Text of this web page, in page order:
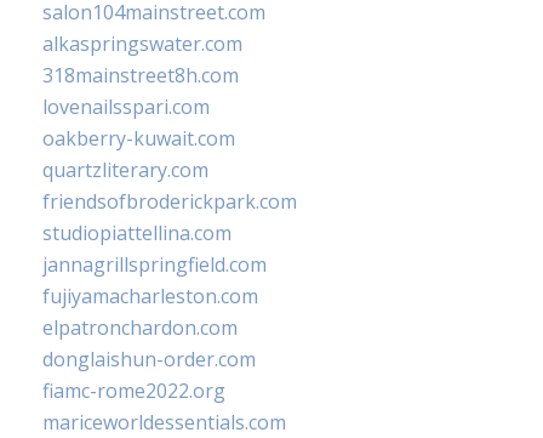
salon104mainstreet.com
alkaspringswater.com
318mainstreet8h.com
lovenailsspari.com
oakberry-kuwait.com
quartzliterary.com
friendsofbroderickpark.com
studiopiattellina.com
jannagrillspringfield.com
fujiyamacharleston.com
elpatronchardon.com
donglaishun-order.com
fiamc-rome2022.org
mariceworldessentials.com